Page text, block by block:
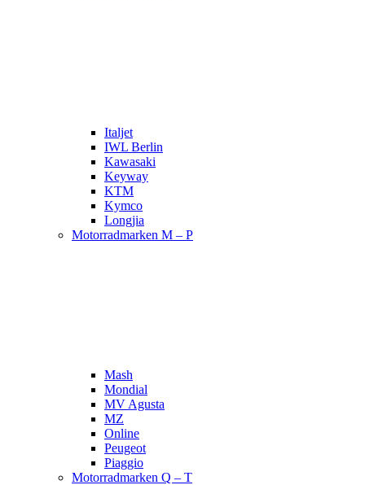
Italjet
IWL Berlin
Kawasaki
Keyway
KTM
Kymco
Longjia
Motorradmarken M – P
Mash
Mondial
MV Agusta
MZ
Online
Peugeot
Piaggio
Motorradmarken Q – T